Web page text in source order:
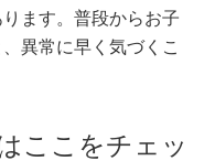
ます。普段からお子
異常に早く気づくこ
ここをチェッ